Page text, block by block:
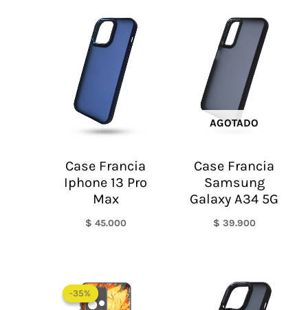
Case Francia
Iphone 13 Pro
Max
$ 45.000
AGOTADO
Case Francia
Samsung
Galaxy A34 5G
$ 39.900
-35%
-35%